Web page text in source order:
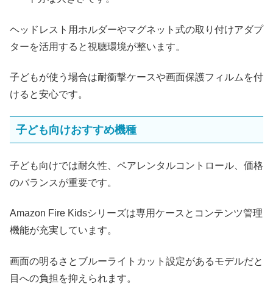
ヘッドレスト用ホルダーやマグネット式の取り付けアダプ
ターを活用すると視聴環境が整います。
子どもが使う場合は耐衝撃ケースや画面保護フィルムを付
けると安心です。
子ども向けおすすめ機種
子ども向けでは耐久性、ペアレンタルコントロール、価格
のバランスが重要です。
Amazon Fire Kidsシリーズは専用ケースとコンテンツ管理
機能が充実しています。
画面の明るさとブルーライトカット設定があるモデルだと
目への負担を抑えられます。